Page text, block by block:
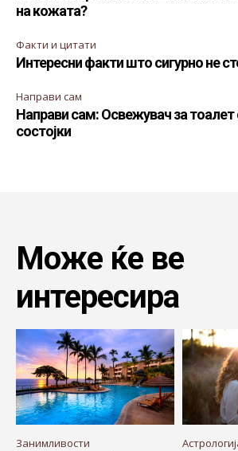
на кожата?
Факти и цитати
Интересни факти што сигурно не
Направи сам
Направи сам: Освежувач за тоалет
состојки
Може ќе ве
интересира
Занимливости